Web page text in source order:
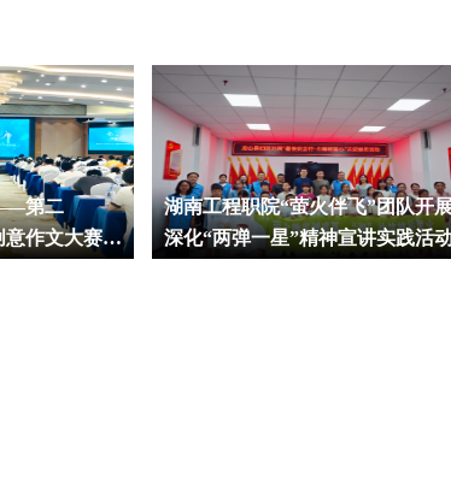
第二
意作文大赛侧
湖南工程职院“萤火伴飞”团队开
深化“两弹一星”精神宣讲实践活